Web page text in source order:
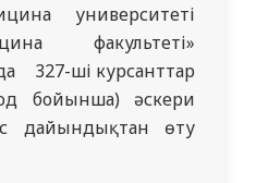
университеті
факультеті»
327-ші курсанттар
бойынша) әскери
дайындықтан өту
жасақталып,